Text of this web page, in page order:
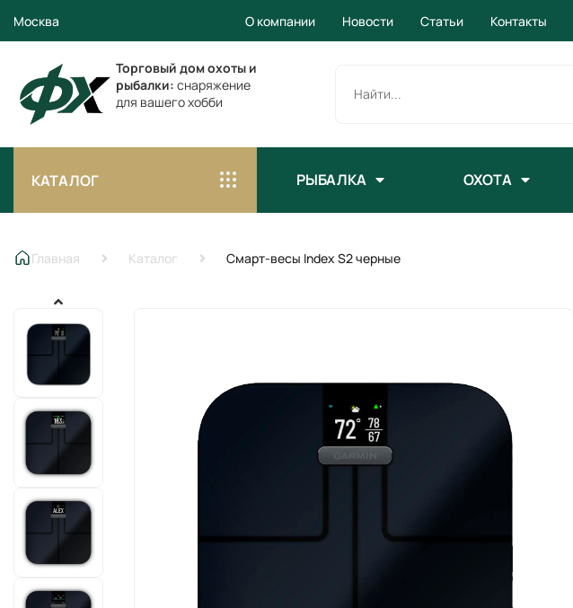
Москва О компании Новости Статьи Контакты
Торговый дом охоты и
рыбалки: снаряжение
для вашего хобби
КАТАЛОГ РЫБАЛКА ОХОТА
Главная Каталог Смарт-весы Index S2 черные